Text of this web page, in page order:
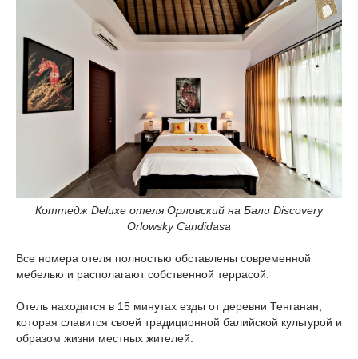
Коттедж Deluxe отеля Орловский на Бали Discovery
Orlowsky Candidasa
Все номера отеля полностью обставлены современной
мебелью и располагают собственной террасой.
Отель находится в 15 минутах езды от деревни Тенганан,
которая славится своей традиционной балийской культурой и
образом жизни местных жителей.